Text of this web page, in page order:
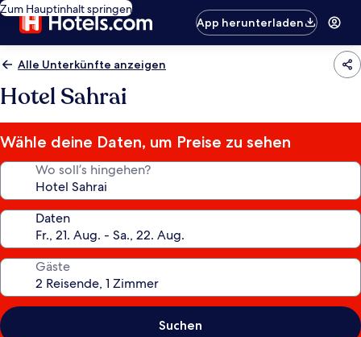
Zum Hauptinhalt springen
App herunterladen
Alle Unterkünfte anzeigen
Hotel Sahrai
Wähle deine Daten, um Preise zu sehen
Wo soll’s hingehen?
Daten
Gäste
Suchen